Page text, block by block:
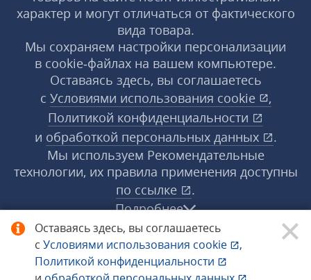
Оставаясь здесь, вы соглашаетесь
с Условиями использования cookie
,
Политикой конфиденциальности
характер и могут отличаться от фактического
вида товара.
Мы сохраняем настройки персонализации
в cookie‑файлах на вашем компьютере.
Оставаясь здесь, вы соглашаетесь
с Условиями использования cookie
,
Политикой конфиденциальности
и обработкой персональных данных
.
Мы используем Рекомендательные
технологии, их правила применения доступны
по ссылке
.
Подробнее
© 1998−2026 «1С‑Рарус» ®. Все права
защищены.